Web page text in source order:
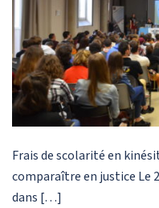
Frais de scolarité en
comparaître en justice Le
dans […]